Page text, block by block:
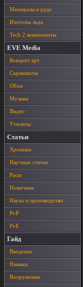
Минералы в руде
Изотопы льда
Tech 2 компоненты
EVE Media
Концепт арт
Скриншоты
Обои
Музыка
Видео
Утилиты
Статьи
Хроники
Научные статьи
Расы
Новичкам
Наука и производство
PvP
PvE
Гайд
Введение
Навыки
Вооружение